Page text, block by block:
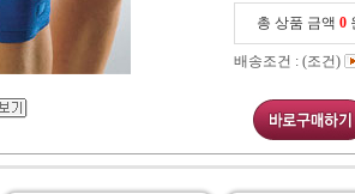
총 상품 금액 0
배송조건 : (조건)